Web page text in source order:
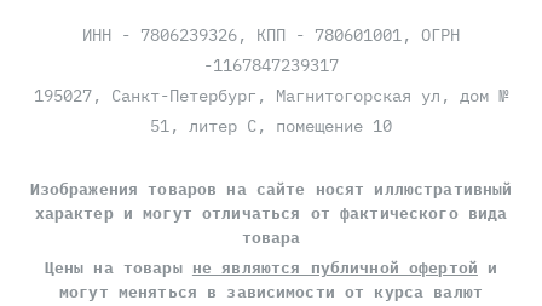
ИНН - 7806239326, КПП - 780601001, ОГРН
-1167847239317
195027, Санкт-Петербург, Магнитогорская ул, дом №
51, литер С, помещение 10
Изображения товаров на сайте носят иллюстративный
характер и могут отличаться от фактического вида
товара
Цены на товары не являются публичной офертой и
могут меняться в зависимости от курса валют